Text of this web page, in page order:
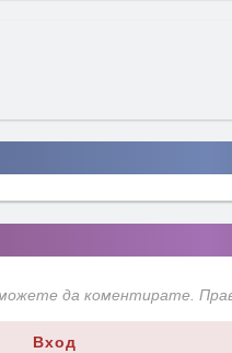
да коментирате.
Вход